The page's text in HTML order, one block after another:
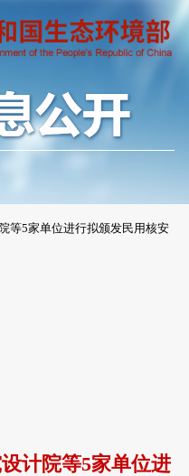
等5家单位进行拟颁发民用核安
计院等5家单位进